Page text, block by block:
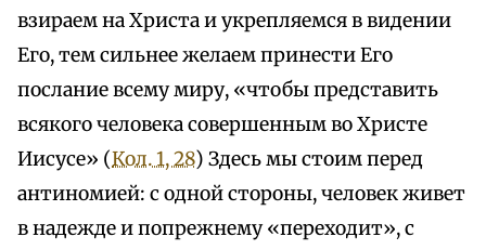
взираем на Христа и укрепляемся в видении
Его, тем сильнее желаем принести Его
послание всему миру, «чтобы представить
всякого человека совершенным во Христе
Иисусе» (Кол. 1, 28) Здесь мы стоим перед
антиномией: с одной стороны, человек живет
в надежде и попрежнему «переходит», с